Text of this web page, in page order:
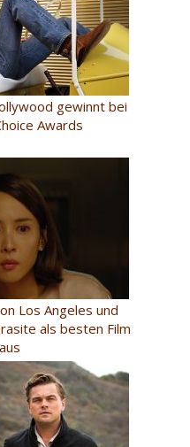
gewinnt bei
Awards
Los Angeles und
als besten Film